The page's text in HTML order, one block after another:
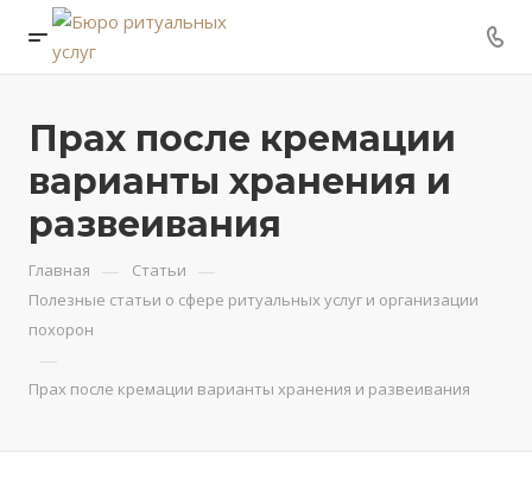
Прах после кремации
варианты хранения и
развеивания
Главная — Статьи —
Полезные статьи о сфере ритуальных услуг и организации
похорон
—
Прах после кремации варианты хранения и развеивания